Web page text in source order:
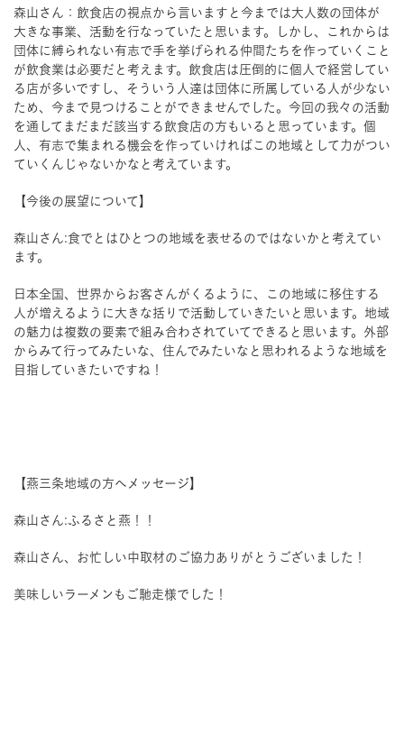
森山さん：飲食店の視点から言いますと今までは大人数の団体が
大きな事業、活動を行なっていたと思います。しかし、これからは
団体に縛られない有志で手を挙げられる仲間たちを作っていくこと
が飲食業は必要だと考えます。飲食店は圧倒的に個人で経営してい
る店が多いですし、そういう人達は団体に所属している人が少ない
ため、今まで見つけることができませんでした。今回の我々の活動
を通してまだまだ該当する飲食店の方もいると思っています。個
人、有志で集まれる機会を作っていければこの地域として力がつい
ていくんじゃないかなと考えています。
【今後の展望について】
森山さん:食でとはひとつの地域を表せるのではないかと考えてい
ます。
日本全国、世界からお客さんがくるように、この地域に移住する
人が増えるように大きな括りで活動していきたいと思います。地域
の魅力は複数の要素で組み合わされていてできると思います。外部
からみて行ってみたいな、住んでみたいなと思われるような地域を
目指していきたいですね！
【燕三条地域の方へメッセージ】
森山さん:ふるさと燕！！
森山さん、お忙しい中取材のご協力ありがとうございました！
美味しいラーメンもご馳走様でした！